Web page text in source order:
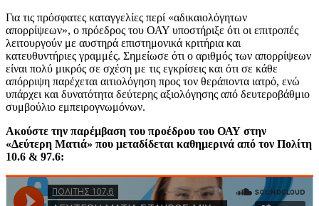
Για τις πρόσφατες καταγγελίες περί «αδικαιολόγητων
απορρίψεων», ο πρόεδρος του ΟΑΥ υποστήριξε ότι οι επιτροπές
λειτουργούν με αυστηρά επιστημονικά κριτήρια και
κατευθυντήριες γραμμές. Σημείωσε ότι ο αριθμός των απορρίψεων
είναι πολύ μικρός σε σχέση με τις εγκρίσεις και ότι σε κάθε
απόρριψη παρέχεται αιτιολόγηση προς τον θεράποντα ιατρό, ενώ
υπάρχει και δυνατότητα δεύτερης αξιολόγησης από δευτεροβάθμιο
συμβούλιο εμπειρογνωμόνων.
Ακούστε την παρέμβαση του προέδρου του ΟΑΥ στην
«Δεύτερη Ματιά» που μεταδίδεται καθημερινά από τον Πολίτη
10.6 & 97.6: